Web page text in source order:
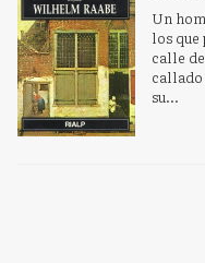
Un
los que
calle
su...